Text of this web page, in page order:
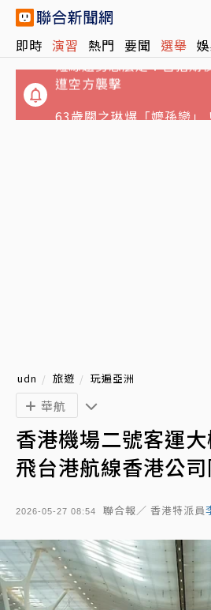
即時 演習 熱門 要聞 選舉
遭空方襲擊
63歲關之琳爆「嬤孫戀」
udn 旅遊 玩遍亞洲
香港機場二號客運
飛台港航線香港公
2026-05-27 08:54 聯合報／ 香港特派員
華航